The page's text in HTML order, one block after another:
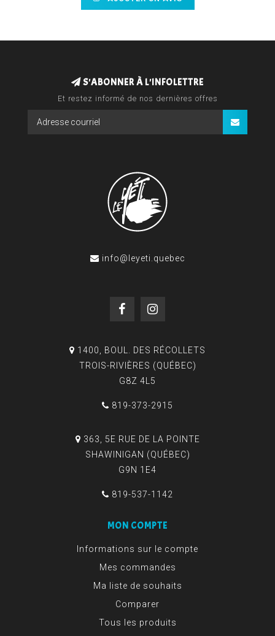
S'ABONNER À L'INFOLETTRE
Et restez informé de nos dernières offres
info@leyeti.quebec
1400, BOUL. DES RÉCOLLETS
TROIS-RIVIÈRES (QUÉBEC)
G8Z 4L5
819-373-2915
363, 5E RUE DE LA POINTE
SHAWINIGAN (QUÉBEC)
G9N 1E4
819-537-1142
MON COMPTE
Informations sur le compte
Mes commandes
Ma liste de souhaits
Comparer
Tous les produits